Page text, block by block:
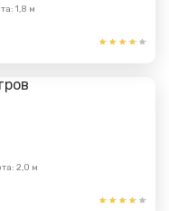
1,8 м
2,0 м
свяжется с